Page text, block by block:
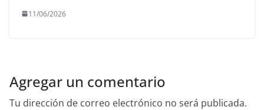
11/06/2026
Agregar un comentario
Tu dirección de correo electrónico no será publicada.